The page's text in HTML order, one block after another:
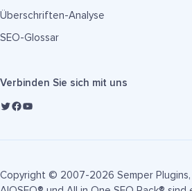
Überschriften-Analyse
SEO-Glossar
Verbinden Sie sich mit uns
Copyright © 2007-2026 Semper Plugins,